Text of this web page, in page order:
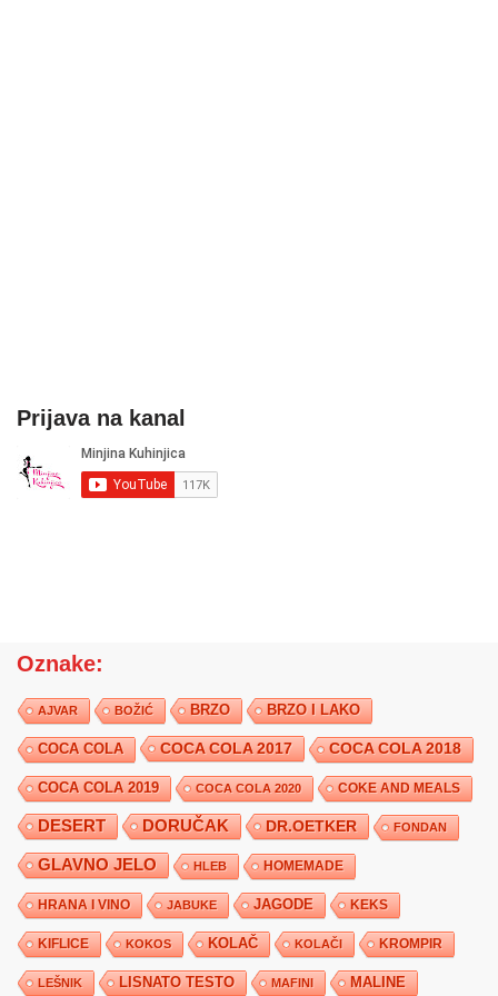
Prijava na kanal
Oznake:
AJVAR BOŽIĆ BRZO BRZO I LAKO
COCA COLA COCA COLA 2017 COCA COLA 2018
COCA COLA 2019 COCA COLA 2020 COKE AND MEALS
DESERT DORUČAK DR.OETKER FONDAN
GLAVNO JELO HLEB HOMEMADE
HRANA I VINO JABUKE JAGODE KEKS
KIFLICE KOKOS KOLAČ KOLAČI KROMPIR
LEŠNIK LISNATO TESTO MAFINI MALINE